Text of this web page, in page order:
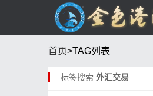
首页>TAG列表
标签搜索 外汇交易